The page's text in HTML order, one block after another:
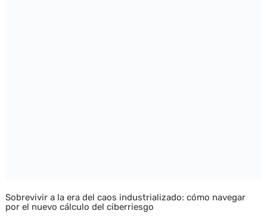
Sobrevivir a la era del caos industrializado: cómo navegar
por el nuevo cálculo del ciberriesgo